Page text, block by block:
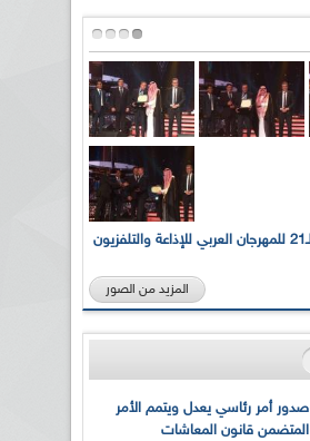
بالصور... الدورة الـ21 للمهرجان العربي للإذاعة والتلفزيون
المزيد من الصور
صدور أمر رئاسي يعدل ويتمم الأمر
المتضمن قانون المعاشات